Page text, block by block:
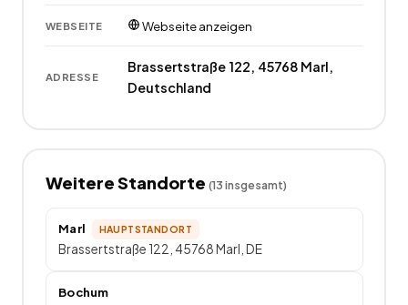
WEBSEITE Webseite anzeigen
ADRESSE
Brassertstraße 122, 45768 Marl,
Deutschland
Weitere Standorte (13insgesamt)
Marl HAUPTSTANDORT
Brassertstraße 122, 45768 Marl, DE
Bochum